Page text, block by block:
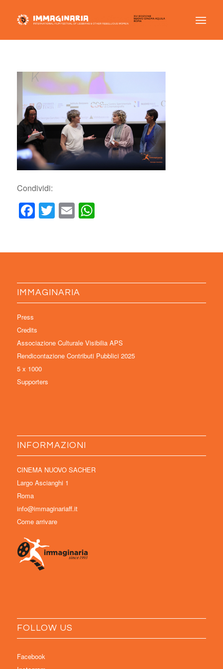
Condividi:
Facebook
Twitter
EmailWhatsApp
IMMAGINARIA
Press
Credits
Associazione Culturale Visibilia APS
Rendicontazione Contributi Pubblici 2025
5 x 1000
Supporters
INFORMAZIONI
CINEMA NUOVO SACHER
Largo Ascianghi 1
Roma
info@immaginariaff.it
Come arrivare
FOLLOW US
Facebook